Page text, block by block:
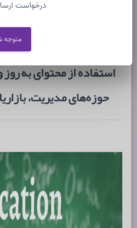
برگزاری دوره آموزشی به
استفاده از محتوای به
حوزه‌هایمدیریت،
درخواست
متوجه